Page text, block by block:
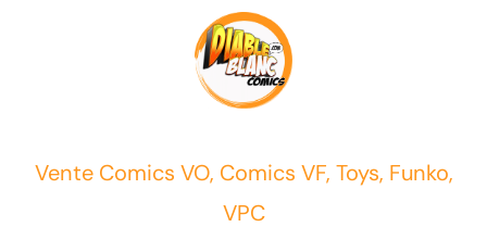
Vente Comics VO, Comics VF, Toys, Funko,
VPC